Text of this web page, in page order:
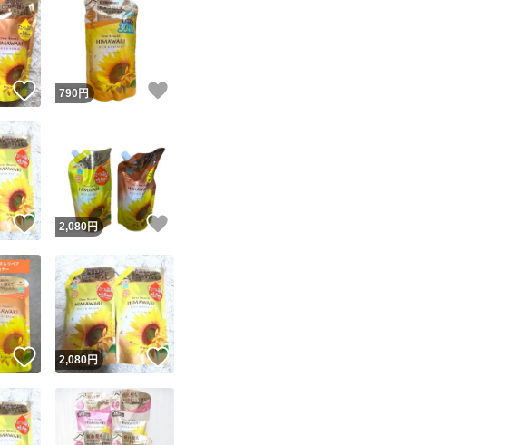
いいね！
790 円
いいね！
2,080円
いいね！
2,080円 いいね！